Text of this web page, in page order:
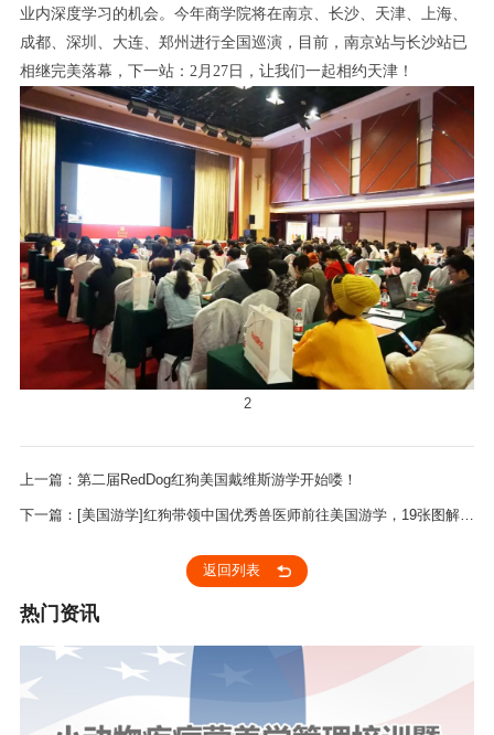
业内深度学习的机会。今年商学院将在南京、长沙、天津、上海、
成都、深圳、大连、郑州进行全国巡演，目前，南京站与长沙站已
相继完美落幕，下一站：2月27日，让我们一起相约天津！
2
上一篇：第二届RedDog红狗美国戴维斯游学开始喽！
下一篇：[美国游学]红狗带领中国优秀兽医师前往美国游学，19张图解戴
返回列表
热门资讯